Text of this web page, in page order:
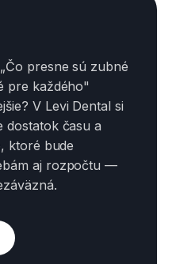
presne sú zubné
pre každého"
V Levi Dental si
dostatok času a
ktoré bude
aj rozpočtu —